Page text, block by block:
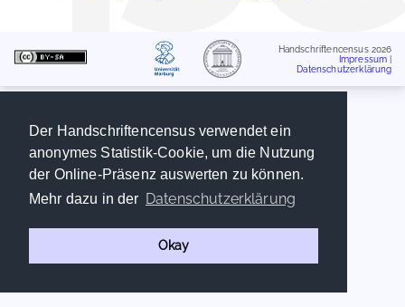
Der Handschriftencensus verwendet ein
anonymes Statistik-Cookie, um die Nutzung
der Online-Präsenz auswerten zu können.
Mehr dazu in der Datenschutzerklärung
Okay
Handschriftencensus 2026
Impressum
Datenschutzerklärung